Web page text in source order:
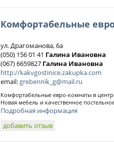
Комфортабельные
ул. Драгоманова, 6а
(050) 156 01 41 Галина Ивановна
(067) 6659827 Галина Ивановна
http://kakvgostinice.zakupka.com
email: grebennik_g@mail.ru
Комфортабельные евро-комнаты в
Новая мебель и качественное
Подробная информация
добавить отзыв